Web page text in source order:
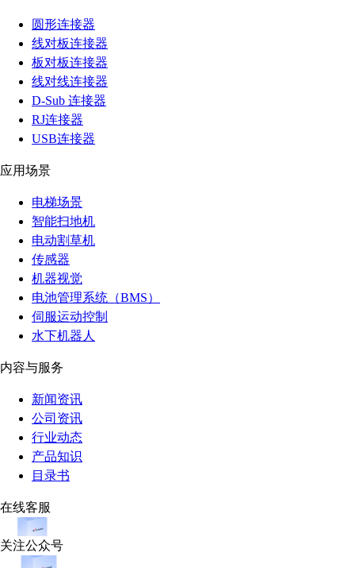
圆形连接器
线对板连接器
板对板连接器
线对线连接器
D-Sub 连接器
RJ连接器
USB连接器
应用场景
电梯场景
智能扫地机
电动割草机
传感器
机器视觉
电池管理系统（BMS）
伺服运动控制
水下机器人
内容与服务
新闻资讯
公司资讯
行业动态
产品知识
目录书
在线客服
关注公众号